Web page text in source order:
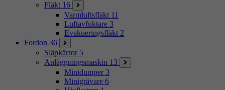
Fläkt 16
Varmluftsfläkt 11
Luftavfuktare 3
Evakueringsfläkt 2
Fordon 36
Släpkärror 5
Anläggningsmaskin 13
Minidumper 3
Minigrävare 6